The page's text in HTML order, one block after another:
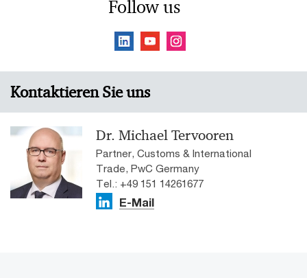
Follow us
Kontaktieren Sie uns
Dr. Michael Tervooren
Partner, Customs & International
Trade, PwC Germany
Tel.: +49 151 14261677
E-Mail